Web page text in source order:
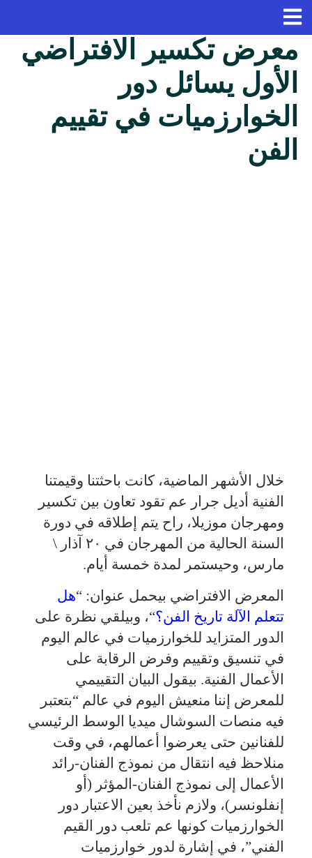
معرض تكسير الافتراضي
الأول يسائل دور
الخوارزميات في تقييم
الفن
خلال الأشهر الماضية، كانت باحثتنا وقيمتنا
الفنية أديل جرار عم تقود تعاون بين تكسير
ومهرجان موزيلا، راح يتم إطلاقه في دورة
السنة الحالية من المهرجان في ٢٠ آذار \
مارس، وحيستمر لمدة خمسة أيام.
المعرض الافتراضي بيحمل عنوان: “هل
تتعلم الآلة تاريخ الفن؟“، وبيلقي نظرة على
الدور المتزايد للخوارزميات في عالم اليوم
في تنسيق وتقييم وفرض الرقابة على
الأعمال الفنية. بيقول البيان التقييمي
للمعرض إننا منعيش اليوم في عالم “بتعتبر
فيه منصات السوشال ميديا الوسط الرئيسي
للفنانين حتى يعرضوا أعمالهم، في وقت
منلاحظ فيه انتقال من نموذج الفنان-رائد
الأعمال إلى نموذج الفنان-المؤثر (أو
إنفلونسر)، ولازم نأخذ بعين الاعتبار دور
الخوارزميات كونها عم تلعب دور القيم
الفني”، في إشارة لدور خوارزميات